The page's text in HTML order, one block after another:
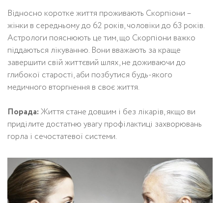
Відносно коротке життя проживають Скорпіони –
жінки в середньому до 62 років, чоловіки до 63 років.
Астрологи пояснюють це тим, що Скорпіони важко
піддаються лікуванню. Вони вважають за краще
завершити свій життєвий шлях, не доживаючи до
глибокої старості, аби позбутися будь-якого
медичного вторгнення в своє життя.
Порада: Життя стане довшим і без лікарів, якщо ви
приділите достатню увагу профілактиці захворювань
горла і сечостатевої системи.